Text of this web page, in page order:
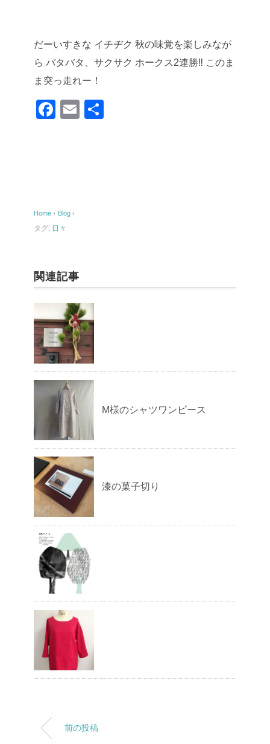
だーいすきな イチヂク 秋の味覚を楽しみなが
ら バタバタ、サクサク ホークス2連勝‼︎ このま
ま突っ走れー！
F
o
o
E
Home › Blog ›
タグ: 日々
関連記事
M様のシャツワンピース
漆の菓子切り
前の投稿